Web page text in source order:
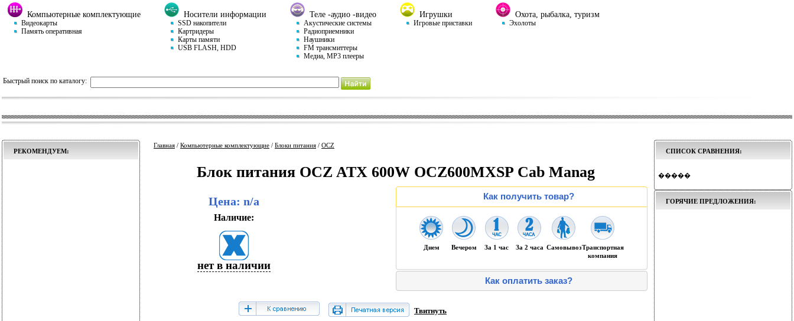
Компьютерные комплектующие
Видеокарты
Память оперативная
Носители информации
SSD накопители
Картридеры
Карты памяти
USB FLASH, HDD
Теле -аудио -видео
Акустические системы
Радиоприемники
Наушники
FM трансмиттеры
Медиа, MP3 плееры
Игрушки
Игровые приставки
Охота, рыбалка, туризм
Эхолоты
Быстрый поиск по каталогу:
РЕКОМЕНДУЕМ:
Главная / Компьютерные комплектующие / Блоки питания / OCZ
Блок питания OCZ ATX 600W OCZ600MXSP Cab Manag
Цена: n/a
Наличие:
нет в наличии
Как получить товар?
Днем Вечером За 1 час За 2 часа СамовывозТранспортная
компания
Как оплатить заказ?
Твитнуть
СПИСОК СРАВНЕНИЯ:
�����
ГОРЯЧИЕ ПРЕДЛОЖЕНИЯ: